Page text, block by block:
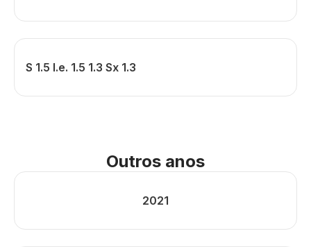
S 1.5 I.e. 1.5 1.3 Sx 1.3
Outros anos
2021